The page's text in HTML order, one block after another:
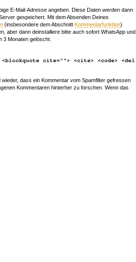
E-Mail-Adresse angeben. Diese Daten werden dann
gespeichert. Mit dem Absenden Deines
(insbesondere dem Abschnitt Kommentarfunktion)
aber dann deinstalliere bitte auch sofort WhatsApp und
Monaten gelöscht.
cite=""> <cite> <code> <del
dass ein Kommentar vom Spamfilter gefressen
Kommentaren hinterher zu forschen. Wenn das